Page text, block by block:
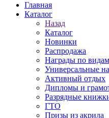
Главная
Каталог
Назад
Каталог
Новинки
Распродажа
Награды по
Универсальные
Активный отдых
Дипломы и
Разрядные
ГТО
Призы из акрила